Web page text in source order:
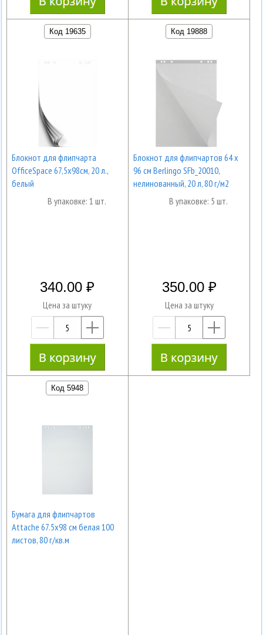
Код 19635
Блокнот для флипчарта
OfficeSpace 67,5х98см, 20 л.,
белый
В упаковке: 1 шт.
340.00
Цена за штуку
—
Код 19888
Блокнот для флипчартов 64 х
96 см Berlingo SFb_20010,
нелинованный, 20 л, 80 г/м2
В упаковке: 5 шт.
350.00
Цена за штуку
—
Код 5948
Бумага для флипчартов
Attache 67.5х98 см белая 100
листов, 80 г/кв.м